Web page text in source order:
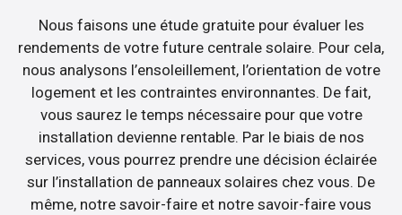
Nous faisons une étude gratuite pour évaluer les
rendements de votre future centrale solaire. Pour cela,
nous analysons l’ensoleillement, l’orientation de votre
logement et les contraintes environnantes. De fait,
vous saurez le temps nécessaire pour que votre
installation devienne rentable. Par le biais de nos
services, vous pourrez prendre une décision éclairée
sur l’installation de panneaux solaires chez vous. De
même, notre savoir-faire et notre savoir-faire vous